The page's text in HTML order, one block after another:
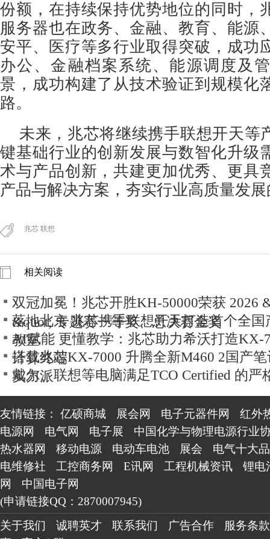
份额，在持续保持优势地位的同时，
服务器也在政务、金融、教育、能源
安平、医疗等多行业取得突破，成功
办公、金融档案系统、能源调度及
景，成功构建了从技术验证到规模化
路。
未来，兆芯将继续携手联想开天等
键基础行业的创新发展与数智化升级
术与产品创新，共建更加优秀、更具
产品与解决方案，夯实行业高质量发
兆芯 联想
相关阅读
双冠加冕！兆芯开胜KH‑50000荣获 2026
&quot; 专题赛一等奖、总决赛金奖
落地北京 兆芯携手联想开天打造首个全国
教室
AI赋能 更懂教学：兆芯助力希沃打造KX-
计算终端
搭载兆芯KX-7000 升腾全新M460 2国产
实力派
戴尔、联想等电脑满足TCO Certified 的严
友情链接： 亿硕商城 展会网 电子元器件网
红外
电源网
电气网 电子展
中国化学与物理电源行业
热水器网
移动电源 电动车电池 展会
电气十大
电维修社
工控商务网 E讯网 工程机械资讯
锂电
网
中国电子网
(申请链接QQ：2870007945)
关于我们
诚聘英才 联系我们 广告合作
服务条款